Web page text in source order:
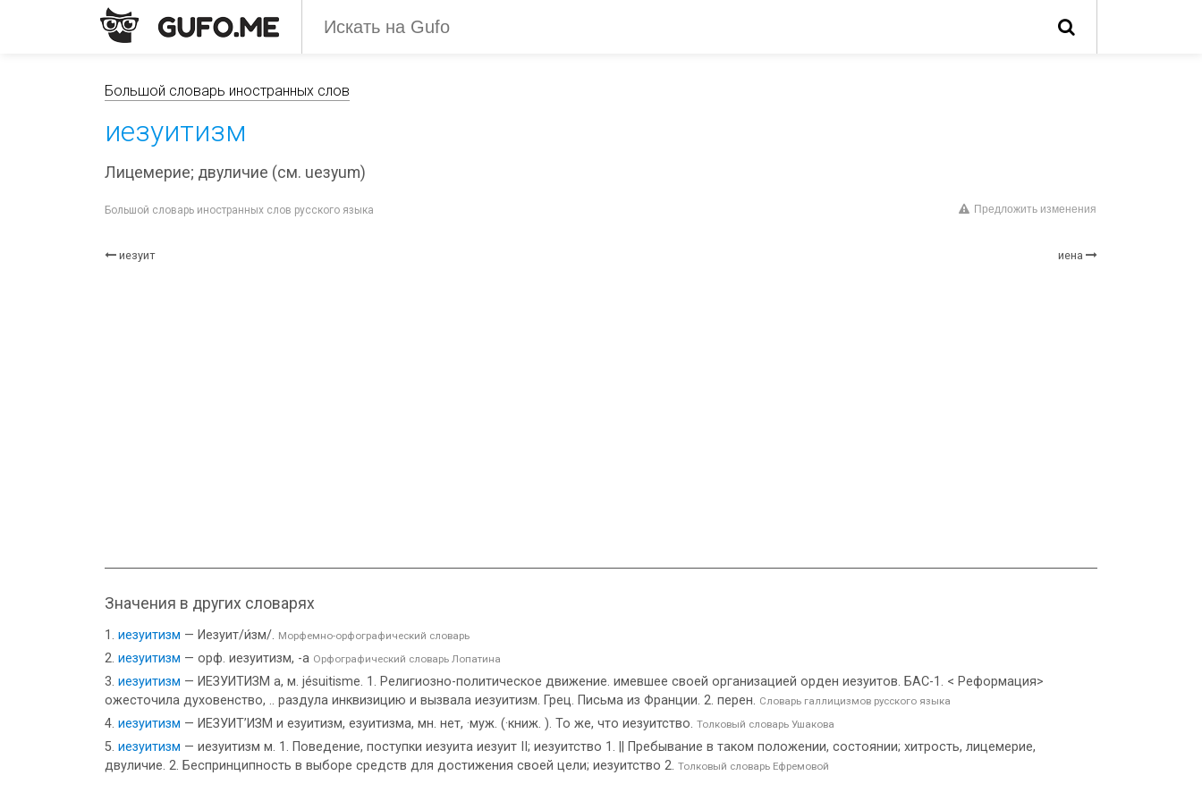
Большой словарь иностранных слов
иезуитизм
Лицемерие; двуличие (см. ueзyum)
Большой словарь иностранных слов русского языка Предложить изменения
иезуит иена
Значения в других словарях
иезуитизм — Иезуит/и́зм/. Морфемно-орфографический словарь
иезуитизм — орф. иезуитизм, -а Орфографический словарь Лопатина
иезуитизм — ИЕЗУИТИЗМ а, м. jésuitisme. 1. Религиозно-политическое движение. имевшее своей организацией орден иезуитов. БАС-1. < Реформация>
ожесточила духовенство, .. раздула инквизицию и вызвала иезуитизм. Грец. Письма из Франции. 2. перен. Словарь галлицизмов русского языка
иезуитизм — ИЕЗУИТ’ИЗМ и езуитизм, езуитизма, мн. нет, ·муж. (·книж. ). То же, что иезуитство. Толковый словарь Ушакова
иезуитизм — иезуитизм м. 1. Поведение, поступки иезуита иезуит II; иезуитство 1. || Пребывание в таком положении, состоянии; хитрость, лицемерие,
двуличие. 2. Беспринципность в выборе средств для достижения своей цели; иезуитство 2. Толковый словарь Ефремовой